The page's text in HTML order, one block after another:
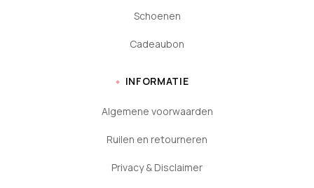
Schoenen
Cadeaubon
INFORMATIE
Algemene voorwaarden
Ruilen en retourneren
Privacy & Disclaimer